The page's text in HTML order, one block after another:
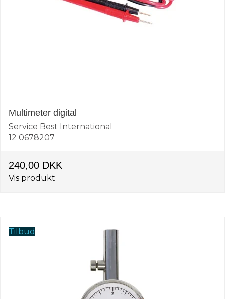
Multimeter digital
Service Best International
12 0678207
240,00 DKK
Vis produkt
Tilbud